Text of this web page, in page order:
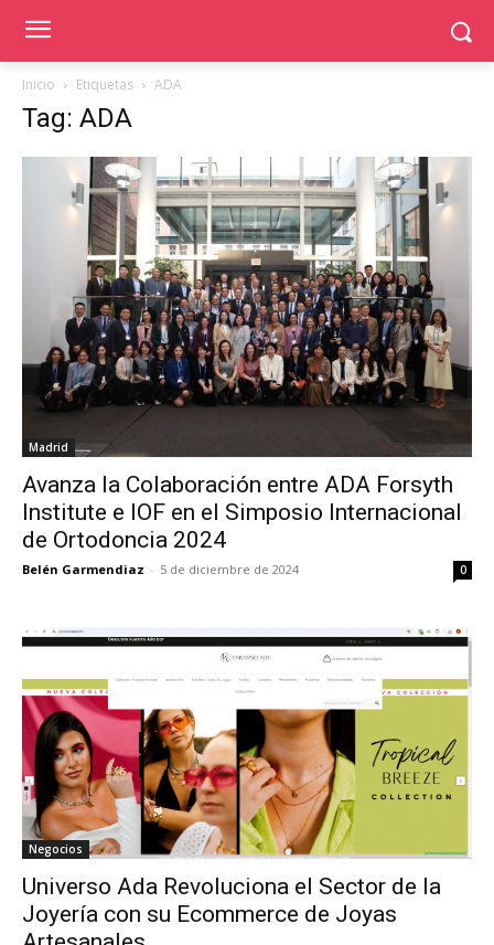
Inicio Etiquetas ADA
Tag: ADA
Madrid
Avanza la Colaboración entre ADA Forsyth
Institute e IOF en el Simposio Internacional
de Ortodoncia 2024
Belén Garmendiaz - 5 de diciembre de 2024 0
Negocios
Universo Ada Revoluciona el Sector de la
Joyería con su Ecommerce de Joyas